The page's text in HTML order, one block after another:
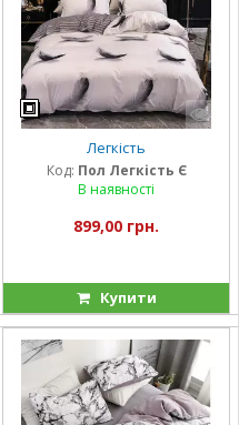
Легкість
Код: Пол Легкість Є
В наявності
899,00 грн.
Купити